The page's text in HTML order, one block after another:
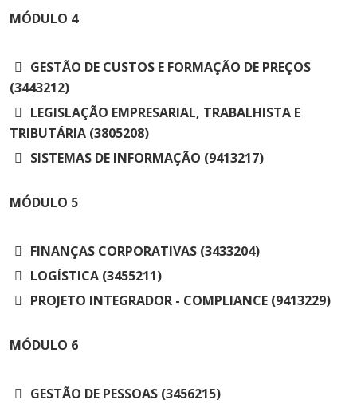
MÓDULO 4
GESTÃO DE CUSTOS E FORMAÇÃO DE PREÇOS
(3443212)
LEGISLAÇÃO EMPRESARIAL, TRABALHISTA E
TRIBUTÁRIA (3805208)
SISTEMAS DE INFORMAÇÃO (9413217)
MÓDULO 5
FINANÇAS CORPORATIVAS (3433204)
LOGÍSTICA (3455211)
PROJETO INTEGRADOR - COMPLIANCE (9413229)
MÓDULO 6
GESTÃO DE PESSOAS (3456215)